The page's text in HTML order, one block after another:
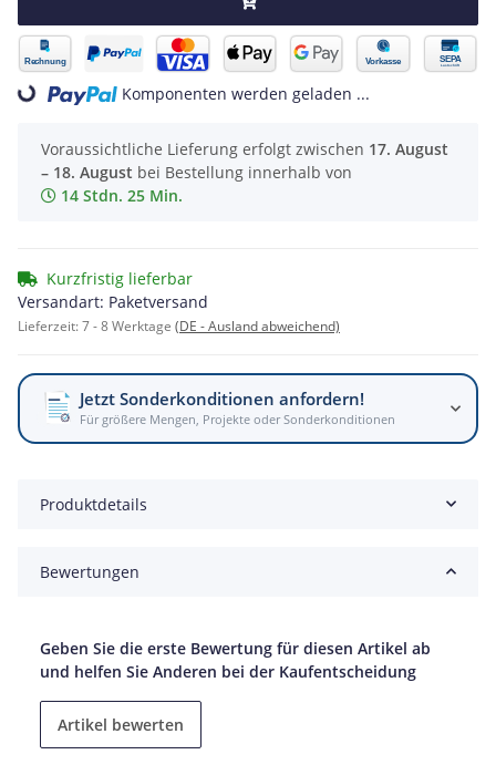
Loading... Komponenten werden geladen ...
Voraussichtliche Lieferung erfolgt zwischen 17. August
– 18. August bei Bestellung innerhalb von
14 Stdn. 25 Min.
Kurzfristig lieferbar
Versandart: Paketversand
Lieferzeit:7 - 8 Werktage (DE - Ausland abweichend)
Jetzt Sonderkonditionen anfordern!
Für größere Mengen, Projekte oder Sonderkonditionen
Produktdetails
Bewertungen
Geben Sie die erste Bewertung für diesen Artikel ab
und helfen Sie Anderen bei der Kaufentscheidung
Artikel bewerten